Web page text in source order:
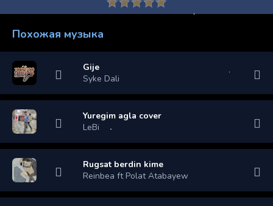
Похожая музыка
Gije
Syke Dali
Yuregim agla cover
LeBi
Rugsat berdin kime
Reinbea ft Polat Atabayew